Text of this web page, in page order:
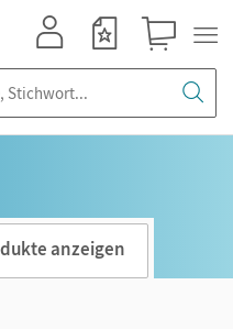
anzeigen